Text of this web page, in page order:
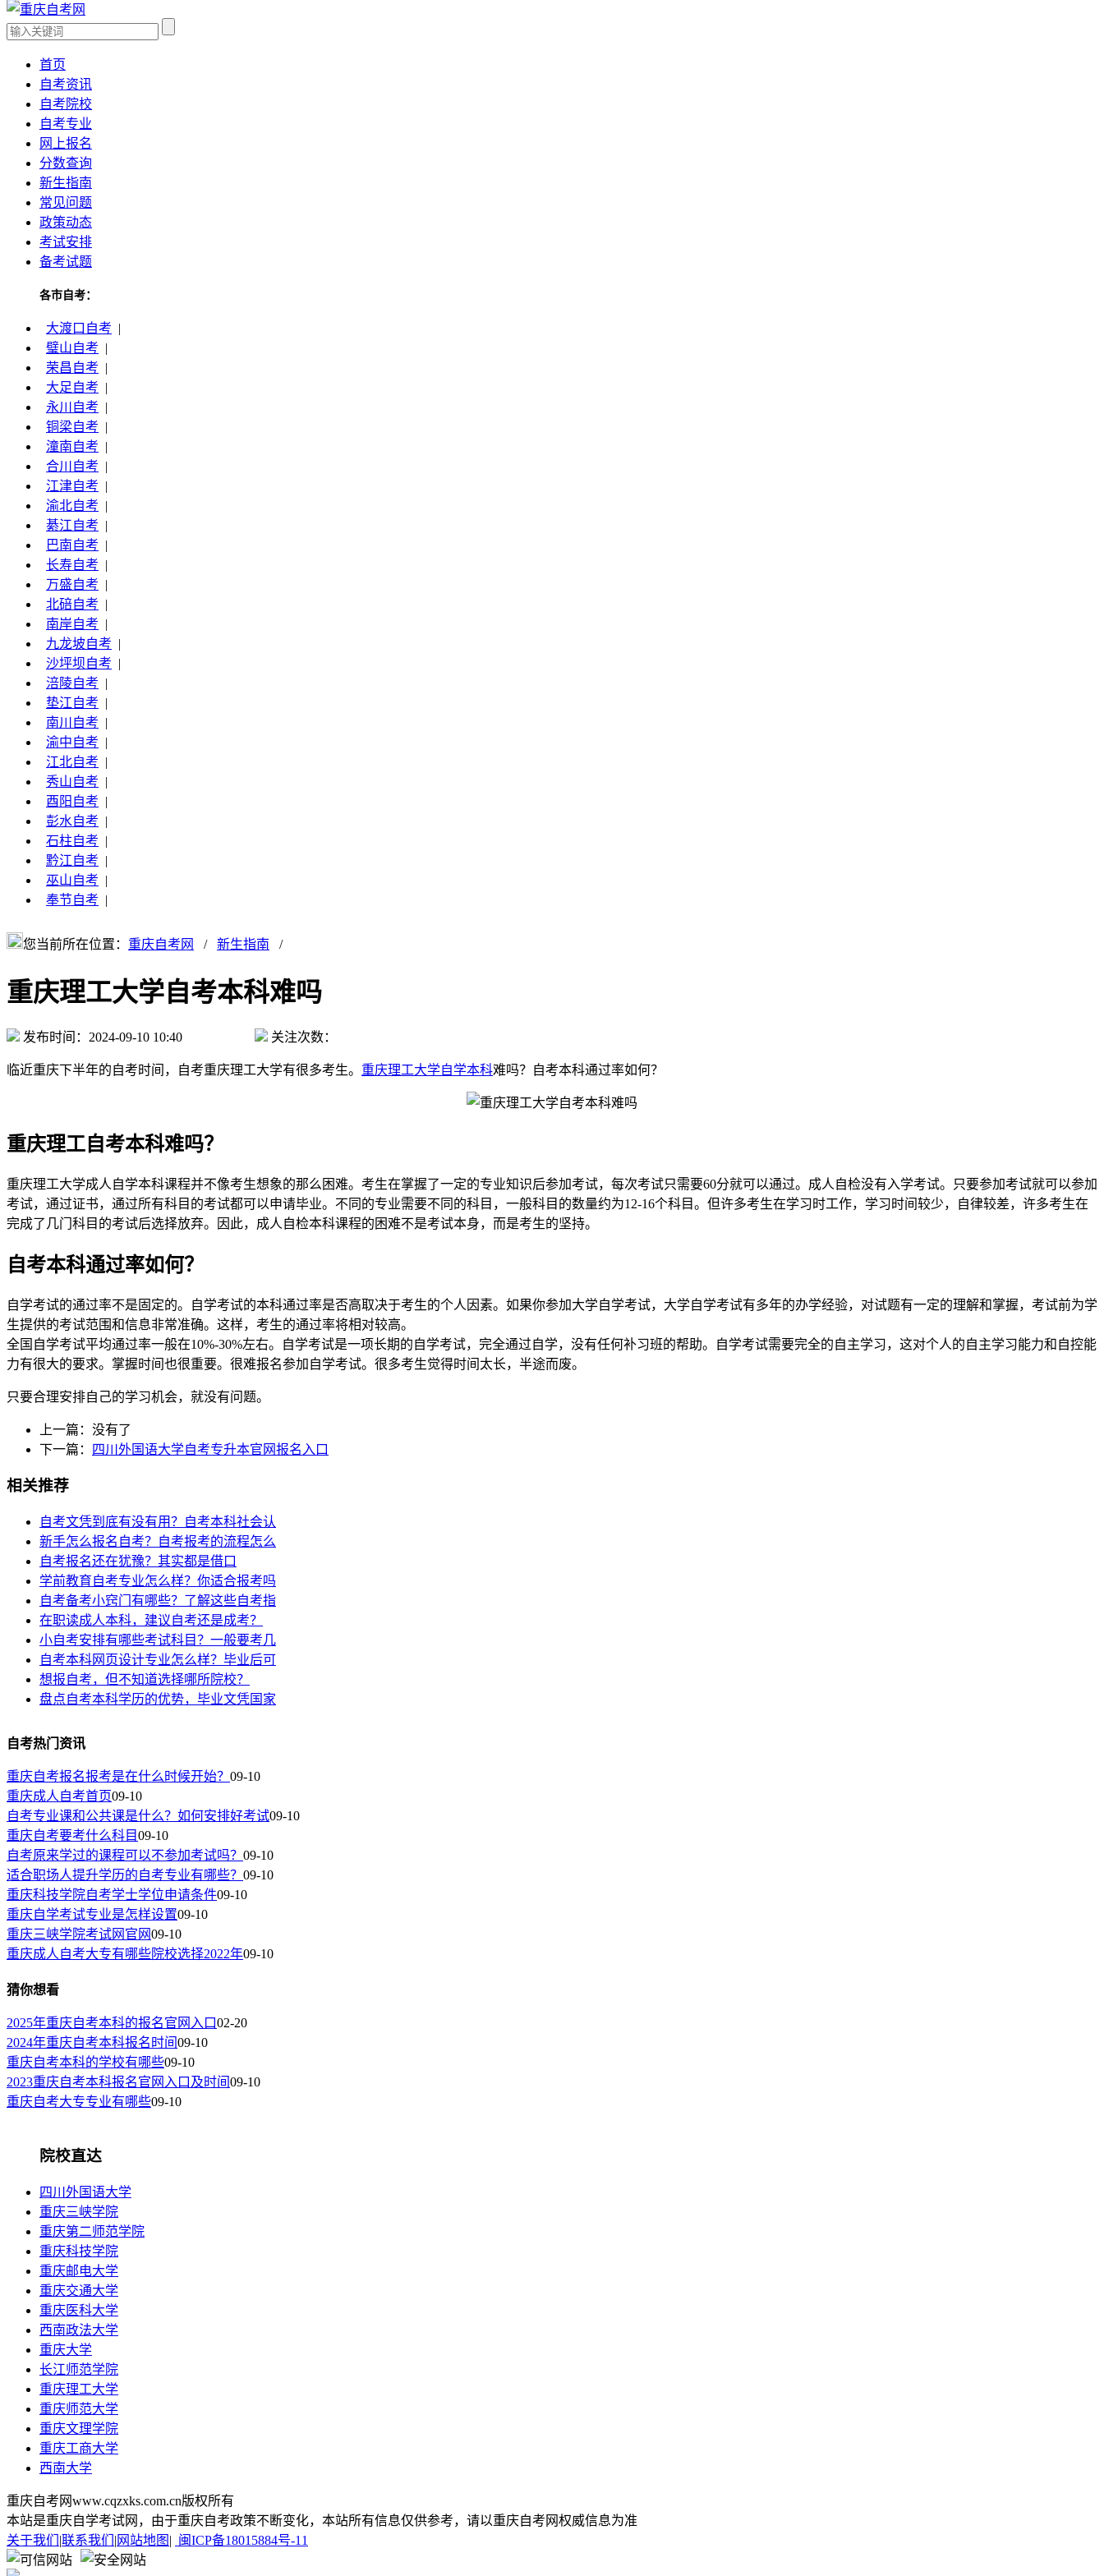
首页
自考资讯
自考院校
自考专业
网上报名
分数查询
新生指南
常见问题
政策动态
考试安排
备考试题
各市自考：
大渡口自考 |
璧山自考 |
荣昌自考 |
大足自考 |
永川自考 |
铜梁自考 |
潼南自考 |
合川自考 |
江津自考 |
渝北自考 |
綦江自考 |
巴南自考 |
长寿自考 |
万盛自考 |
北碚自考 |
南岸自考 |
九龙坡自考 |
沙坪坝自考 |
涪陵自考 |
垫江自考 |
南川自考 |
渝中自考 |
江北自考 |
秀山自考 |
酉阳自考 |
彭水自考 |
石柱自考 |
黔江自考 |
巫山自考 |
奉节自考 |
您当前所在位置： 重庆自考网 / 新生指南 /
重庆理工大学自考本科难吗
发布时间：2024-09-10 10:40 关注次数：
临近重庆下半年的自考时间，自考重庆理工大学有很多考生。 重庆理工大学自学本科难吗？自考本科通过率如何？
重庆理工自考本科难吗？
重庆理工大学成人自学本科课程并不像考生想象的那么困难。考生在掌握了一定的专业知识后参加考试，每次考试只需要60分就可以通过。成人自检没有入学考试。只要参加考试就可以参加
考试，通过证书，通过所有科目的考试都可以申请毕业。不同的专业需要不同的科目，一般科目的数量约为12-16个科目。但许多考生在学习时工作，学习时间较少，自律较差，许多考生在
完成了几门科目的考试后选择放弃。因此，成人自检本科课程的困难不是考试本身，而是考生的坚持。
自考本科通过率如何？
自学考试的通过率不是固定的。自学考试的本科通过率是否高取决于考生的个人因素。如果你参加大学自学考试，大学自学考试有多年的办学经验，对试题有一定的理解和掌握，考试前为学
生提供的考试范围和信息非常准确。这样，考生的通过率将相对较高。
全国自学考试平均通过率一般在10%-30%左右。自学考试是一项长期的自学考试，完全通过自学，没有任何补习班的帮助。自学考试需要完全的自主学习，这对个人的自主学习能力和自控能
力有很大的要求。掌握时间也很重要。很难报名参加自学考试。很多考生觉得时间太长，半途而废。
只要合理安排自己的学习机会，就没有问题。
上一篇：没有了
下一篇：
四川外国语大学自考专升本官网报名入口
相关推荐
自考文凭到底有没有用？自考本科社会认
新手怎么报名自考？自考报考的流程怎么
自考报名还在犹豫？其实都是借口
学前教育自考专业怎么样？你适合报考吗
自考备考小窍门有哪些？了解这些自考指
在职读成人本科，建议自考还是成考？
小自考安排有哪些考试科目？一般要考几
自考本科网页设计专业怎么样？毕业后可
想报自考，但不知道选择哪所院校？
盘点自考本科学历的优势，毕业文凭国家
自考热门资讯
重庆自考报名报考是在什么时候开始？ 09-10
重庆成人自考首页09-10
自考专业课和公共课是什么？如何安排好考试09-10
重庆自考要考什么科目09-10
自考原来学过的课程可以不参加考试吗？ 09-10
适合职场人提升学历的自考专业有哪些？ 09-10
重庆科技学院自考学士学位申请条件09-10
重庆自学考试专业是怎样设置09-10
重庆三峡学院考试网官网09-10
重庆成人自考大专有哪些院校选择2022年09-10
猜你想看
2025年重庆自考本科的报名官网入口02-20
2024年重庆自考本科报名时间09-10
重庆自考本科的学校有哪些09-10
2023重庆自考本科报名官网入口及时间09-10
重庆自考大专专业有哪些09-10
院校直达
四川外国语大学
重庆三峡学院
重庆第二师范学院
重庆科技学院
重庆邮电大学
重庆交通大学
重庆医科大学
西南政法大学
重庆大学
长江师范学院
重庆理工大学
重庆师范大学
重庆文理学院
重庆工商大学
西南大学
重庆自考网www.cqzxks.com.cn版权所有
本站是重庆自学考试网，由于重庆自考政策不断变化，本站所有信息仅供参考，请以重庆自考网权威信息为准
关于我们 |联系我们 | 网站地图 | 闽ICP备18015884号-11